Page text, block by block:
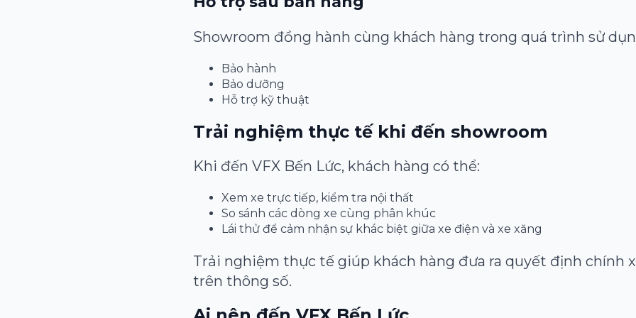
Showroom đồng hành cùng khách hàng trong quá trình sử
Bảo hành
Bảo dưỡng
Hỗ trợ kỹ thuật
Trải nghiệm thực tế khi đến showroom
Khi đến VFX Bến Lức, khách hàng có thể:
Xem xe trực tiếp, kiểm tra nội thất
So sánh các dòng xe cùng phân khúc
Lái thử để cảm nhận sự khác biệt giữa xe điện và xe xăng
Trải nghiệm thực tế giúp khách hàng đưa ra quyết định chính
trên thông số.